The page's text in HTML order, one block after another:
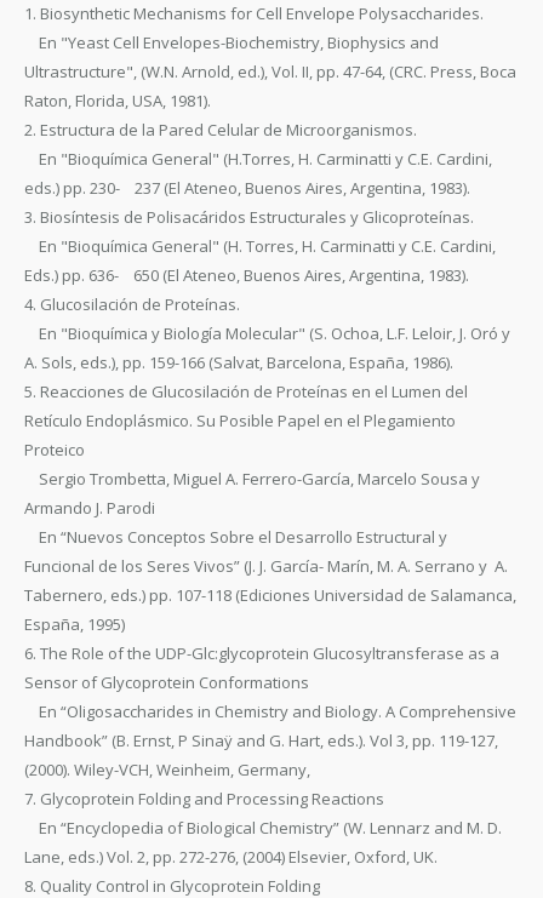
1. Biosynthetic Mechanisms for Cell Envelope Polysaccharides.
En "Yeast Cell Envelopes-Biochemistry, Biophysics and
Ultrastructure", (W.N. Arnold, ed.), Vol. II, pp. 47-64, (CRC. Press, Boca
Raton, Florida, USA, 1981).
2. Estructura de la Pared Celular de Microorganismos.
En "Bioquímica General" (H.Torres, H. Carminatti y C.E. Cardini,
eds.) pp. 230- 237 (El Ateneo, Buenos Aires, Argentina, 1983).
3. Biosíntesis de Polisacáridos Estructurales y Glicoproteínas.
En "Bioquímica General" (H. Torres, H. Carminatti y C.E. Cardini,
Eds.) pp. 636- 650 (El Ateneo, Buenos Aires, Argentina, 1983).
4. Glucosilación de Proteínas.
En "Bioquímica y Biología Molecular" (S. Ochoa, L.F. Leloir, J. Oró y
A. Sols, eds.), pp. 159-166 (Salvat, Barcelona, España, 1986).
5. Reacciones de Glucosilación de Proteínas en el Lumen del
Retículo Endoplásmico. Su Posible Papel en el Plegamiento
Proteico
Sergio Trombetta, Miguel A. Ferrero-García, Marcelo Sousa y
Armando J. Parodi
En “Nuevos Conceptos Sobre el Desarrollo Estructural y
Funcional de los Seres Vivos” (J. J. García- Marín, M. A. Serrano y A.
Tabernero, eds.) pp. 107-118 (Ediciones Universidad de Salamanca,
España, 1995)
6. The Role of the UDP-Glc:glycoprotein Glucosyltransferase as a
Sensor of Glycoprotein Conformations
En “Oligosaccharides in Chemistry and Biology. A Comprehensive
Handbook” (B. Ernst, P Sinaÿ and G. Hart, eds.). Vol 3, pp. 119-127,
(2000). Wiley-VCH, Weinheim, Germany,
7. Glycoprotein Folding and Processing Reactions
En “Encyclopedia of Biological Chemistry” (W. Lennarz and M. D.
Lane, eds.) Vol. 2, pp. 272-276, (2004) Elsevier, Oxford, UK.
8. Quality Control in Glycoprotein Folding